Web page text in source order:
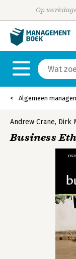
Op
Algemeen
Andrew Crane, Dirk
Business